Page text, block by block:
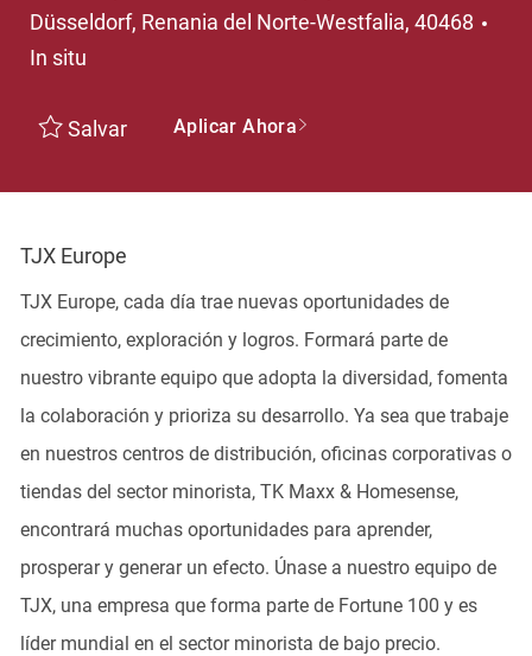
Düsseldorf, Renania del Norte-Westfalia, 40468
In situ
Salvar Aplicar Ahora
TJX Europe
TJX Europe, cada día trae nuevas oportunidades de
crecimiento, exploración y logros. Formará parte de
nuestro vibrante equipo que adopta la diversidad, fomenta
la colaboración y prioriza su desarrollo. Ya sea que trabaje
en nuestros centros de distribución, oficinas corporativas o
tiendas del sector minorista, TK Maxx & Homesense,
encontrará muchas oportunidades para aprender,
prosperar y generar un efecto. Únase a nuestro equipo de
TJX, una empresa que forma parte de Fortune 100 y es
líder mundial en el sector minorista de bajo precio.